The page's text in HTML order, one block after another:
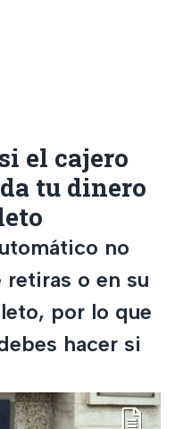
el cajero
tu dinero
no
o en su
por lo que
hacer si